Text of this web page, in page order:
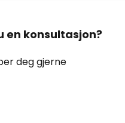
en konsultasjon?
deg gjerne